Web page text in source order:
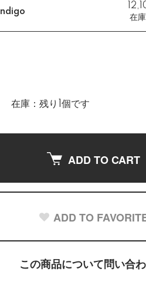
Indigo
在
在庫：残り1個です
ADD TO CART
ADD TO
この商品について問い合